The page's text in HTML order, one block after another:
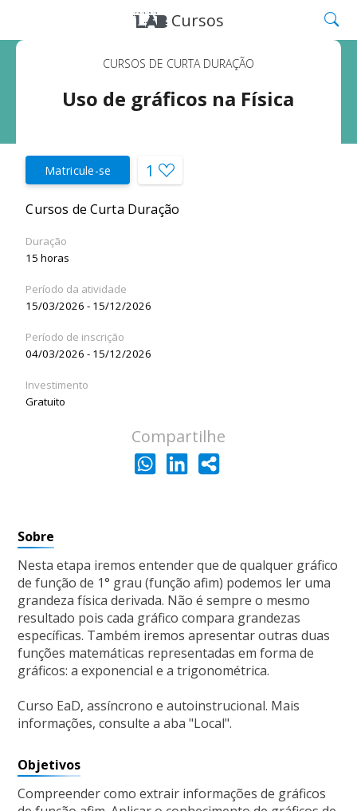
Cursos
CURSOS DE CURTA DURAÇÃO
Uso de gráficos na Física
Sobre
Nesta etapa iremos entender que de qualquer gráfico
de função de 1° grau (função afim) podemos ler uma
grandeza física derivada. Não é sempre o mesmo
resultado pois cada gráfico compara grandezas
específicas. Também iremos apresentar outras duas
funções matemáticas representadas em forma de
gráficos: a exponencial e a trigonométrica.
Curso EaD, assíncrono e autoinstrucional. Mais
informações, consulte a aba "Local".
Objetivos
Compreender como extrair informações de gráficos
Matricule-se 1
Cursos de Curta Duração
Duração
15 horas
Período da atividade
15/03/2026 - 15/12/2026
Período de inscrição
04/03/2026 - 15/12/2026
Investimento
Gratuito
Compartilhe